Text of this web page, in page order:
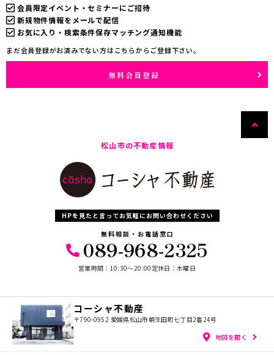
会員限定イベント・セミナーにご招待
新規物件情報をメールで配信
お気に入り・検索条件保存マッチング通知機能
まだ会員登録がお済みでない方はこちらからご登録下さい。
無料会員登録
松山市の不動産情報
HPを見たと言ってお気軽にお問い合わせください
無料相談・お電話窓口
089-968-2325
営業時間：10:30〜20:00 定休日：木曜日
コーシャ不動産
〒790-0952 愛媛県松山市朝生田町七丁目2番24号
地図を開く